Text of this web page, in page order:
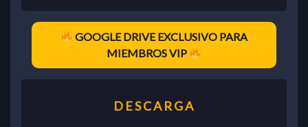
GOOGLE DRIVE EXCLUSIVO PARA
MIEMBROS VIP